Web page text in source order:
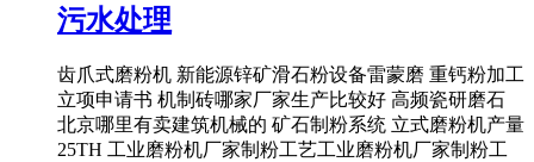
污水处理
齿爪式磨粉机 新能源锌矿滑石粉设备雷蒙磨 重钙粉加工
立项申请书 机制砖哪家厂家生产比较好 高频瓷研磨石
北京哪里有卖建筑机械的 矿石制粉系统 立式磨粉机产量
25TH 工业磨粉机厂家制粉工艺工业磨粉机厂家制粉工